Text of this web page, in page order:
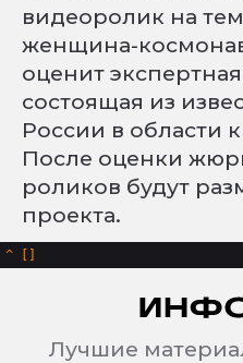
видеоролик на
женщина-
оценит
состоящая из
России в области
После оценки
роликов будут
проекта.
^
Лучшие